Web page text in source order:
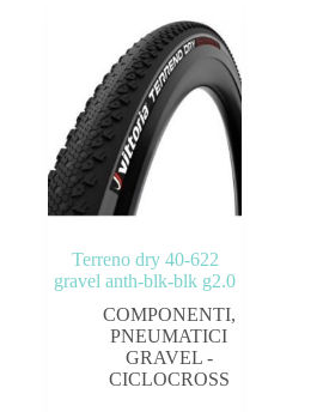
Categorie prodotto
ABBIGLIAMENTO
ACCESSORI
BICICLETTE
OUTLET
Terreno dry 40-622
gravel anth-blk-blk g2.0
COMPONENTI,
PNEUMATICI
GRAVEL -
CICLOCROSS